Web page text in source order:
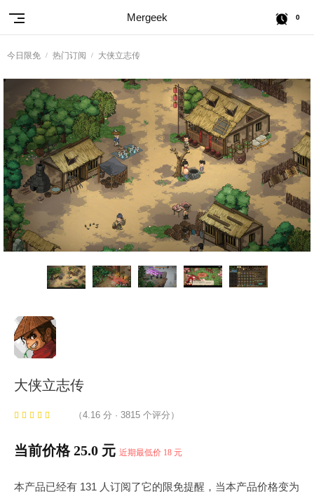
Mergeek 0
今日限免 热门订阅 大侠立志传
大侠立志传
（4.16 分 · 3815 个评分）
当前价格 25.0 元 近期最低价 18 元
本产品已经有 131 人订阅了它的限免提醒，当本产品价格变为